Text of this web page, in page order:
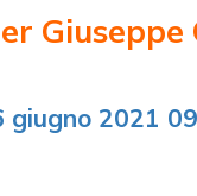
Giuseppe
giugno 2021